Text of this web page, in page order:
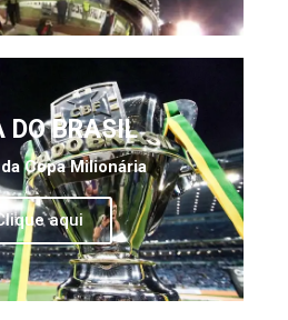
DO BRASIL
Copa Milionária
aqui